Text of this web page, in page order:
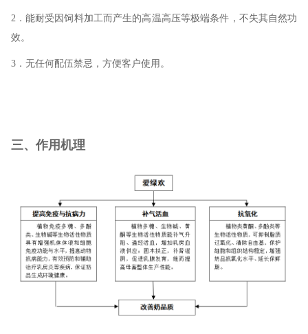
2．能耐受因饲料加工而产生的高温高压等极端条件，不失其自然功
效。
3．无任何配伍禁忌，方便客户使用。
三、作用机理